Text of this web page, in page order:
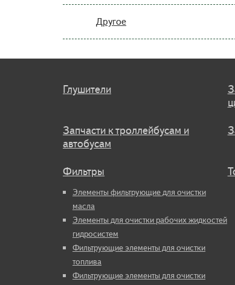
Другое
Глушители
Запчасти к троллейбусам и
автобусам
Фильтры
Элементы фильтрующие для очистки
масла
Элементы для очистки рабочих жидкостей
гидросистем
Фильтрующие элементы для очистки
топлива
Фильтрующие элементы для очистки